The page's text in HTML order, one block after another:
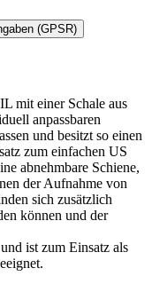
(GPSR)
mit einer Schale aus
anpassbaren
und besitzt so einen
zum einfachen US
abnehmbare Schiene,
der Aufnahme von
sich zusätzlich
können und der
ist zum Einsatz als